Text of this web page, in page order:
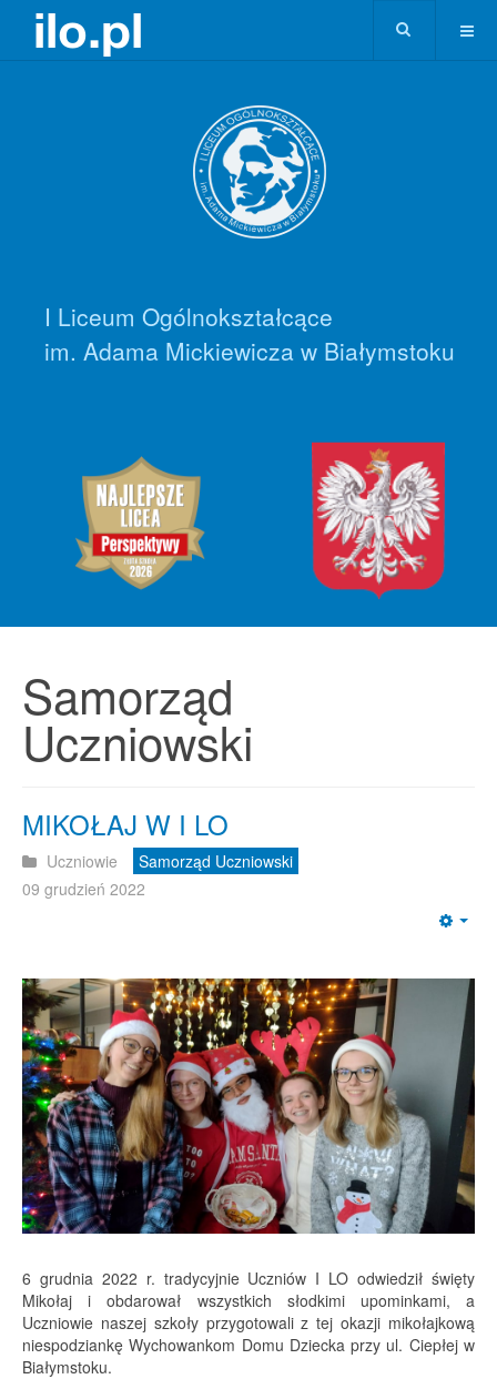
I Liceum Ogólnokształcące
im. Adama Mickiewicza w Białymstoku
Samorząd
Uczniowski
MIKOŁAJ W I LO
Uczniowie
Samorząd Uczniowski
09 grudzień 2022
6 grudnia 2022 r. tradycyjnie Uczniów I LO odwiedził święty
Mikołaj i obdarował wszystkich słodkimi upominkami, a
Uczniowie naszej szkoły przygotowali z tej okazji mikołajkową
niespodziankę Wychowankom Domu Dziecka przy ul. Ciepłej w
Białymstoku.